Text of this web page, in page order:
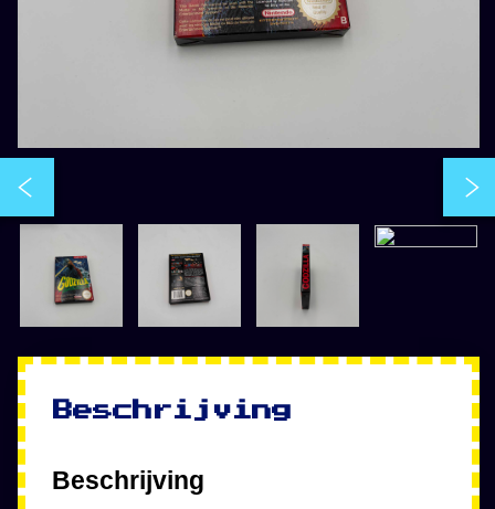
Beschrijving
Beschrijving